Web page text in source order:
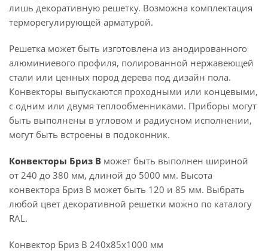
лишь декоративную решетку. Возможна комплектация
терморегулирующей арматурой.
Решетка может быть изготовлена из анодированного
алюминиевого профиля, полированной нержавеющей
стали или ценных пород дерева под дизайн пола.
Конвекторы выпускаются проходными или концевыми,
с одним или двумя теплообменниками. Приборы могут
быть выполнены в угловом и радиусном исполнении,
могут быть встроены в подоконник.
Конвекторы Бриз В может быть выполнен шириной
от 240 до 380 мм, длиной до 5000 мм. Высота
конвектора Бриз В может быть 120 и 85 мм. Выбрать
любой цвет декоративной решетки можно по каталогу
RAL.
Конвектор Бриз В 240х85х1000 мм